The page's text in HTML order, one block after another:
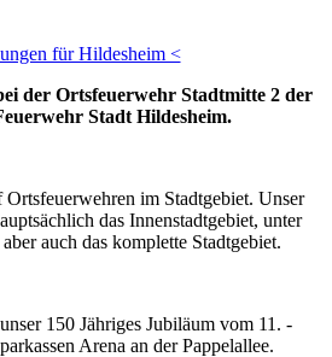
für Hildesheim <
der Ortsfeuerwehr Stadtmitte 2 der
Stadt Hildesheim.
im Stadtgebiet. Unser
das Innenstadtgebiet, unter
auch das komplette Stadtgebiet.
150 Jähriges Jubiläum vom 11. -
Arena an der Pappelallee.